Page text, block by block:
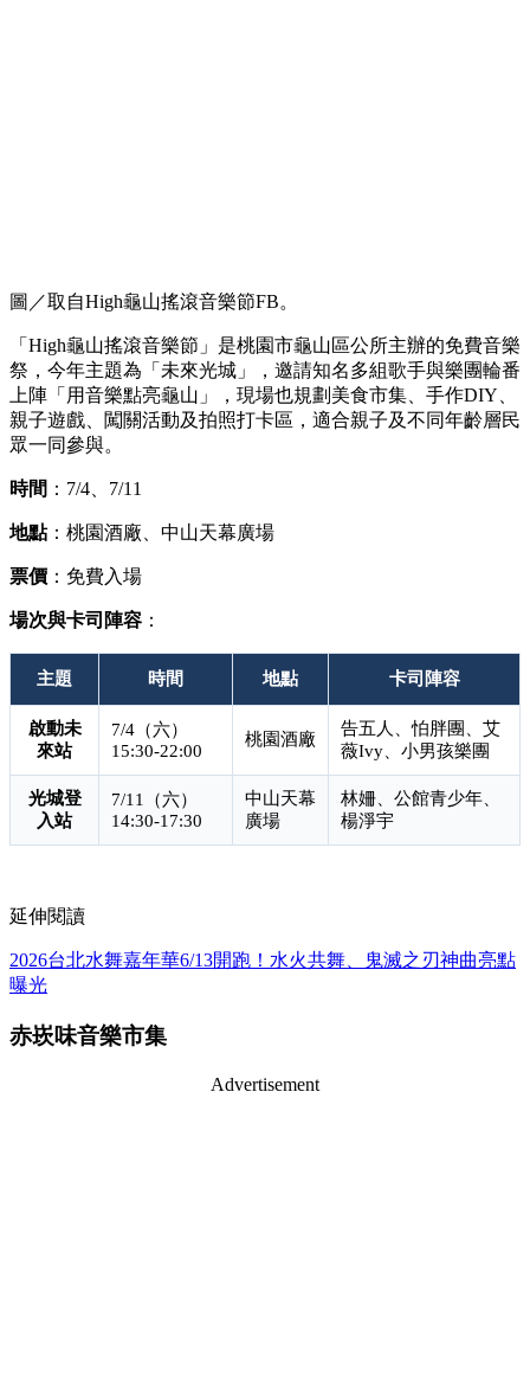
圖／取自High龜山搖滾音樂節FB。
「High龜山搖滾音樂節」是桃園市龜山區公所主辦的免費音樂
祭，今年主題為「未來光城」，邀請知名多組歌手與樂團輪番
上陣「用音樂點亮龜山」，現場也規劃美食市集、手作DIY、
親子遊戲、闖關活動及拍照打卡區，適合親子及不同年齡層民
眾一同參與。
時間 ：7/4、7/11
地點：桃園酒廠、中山天幕廣場
票價 ：免費入場
場次與卡司陣容 ：
主題 時間 地點 卡司陣容
啟動未
來站
7/4（六）
15:30-22:00
桃園酒廠
告五人、怕胖團、艾
薇Ivy、小男孩樂團
光城登
入站
7/11（六）
14:30-17:30
中山天幕
廣場
林姍、公館青少年、
楊淨宇
延伸閱讀
2026台北水舞嘉年華6/13開跑！水火共舞、鬼滅之刃神曲亮點
曝光
赤崁味音樂市集
Advertisement